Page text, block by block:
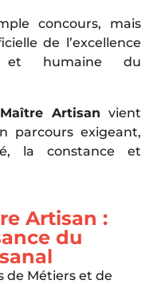
concours, mais
de l’excellence
et humaine du
Maître Artisan vient
parcours exigeant,
la constance et
Artisan :
du
de Métiers et de